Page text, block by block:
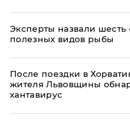
Эксперты назвали шесть
полезных видов рыбы
После поездки в
жителя Львовщины
хантавирус